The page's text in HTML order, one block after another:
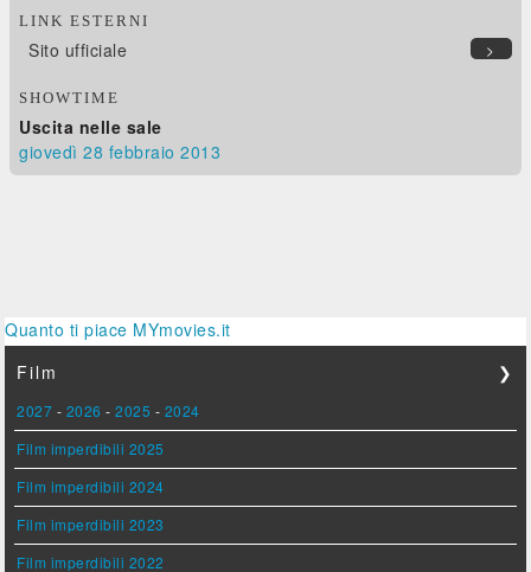
LINK ESTERNI
>
Sito ufficiale
SHOWTIME
Uscita nelle sale
giovedì 28 febbraio 2013
Quanto ti piace MYmovies.it
Film
❯
2027 - 2026 -2025 - 2024
Film imperdibili 2025
Film imperdibili 2024
Film imperdibili 2023
Film imperdibili 2022